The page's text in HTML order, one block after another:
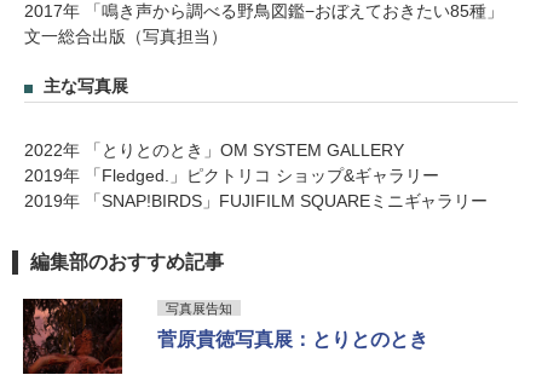
2017年 「鳴き声から調べる野鳥図鑑−おぼえておきたい85種」
文一総合出版（写真担当）
主な写真展
2022年 「とりとのとき」OM SYSTEM GALLERY
2019年 「Fledged.」ピクトリコ ショップ&ギャラリー
2019年 「SNAP!BIRDS」FUJIFILM SQUAREミニギャラリー
編集部のおすすめ記事
写真展告知
菅原貴徳写真展：とりとのとき